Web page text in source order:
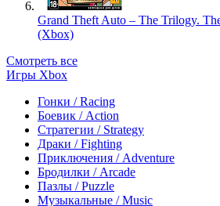
Grand Theft Auto – The Trilogy.
(Xbox)
Смотреть все
Игры Xbox
Гонки / Racing
Боевик / Action
Стратегии / Strategy
Драки / Fighting
Приключения / Adventure
Бродилки / Arcade
Пазлы / Puzzle
Музыкальные / Music